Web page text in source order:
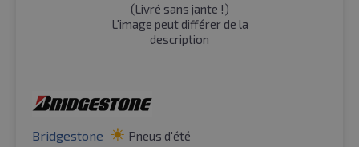
(Livré sans jante !)
L'image peut différer de la
description
Bridgestone Pneus d'été